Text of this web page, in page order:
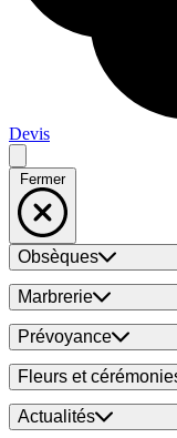
Devis
Fermer
Obsèques
Marbrerie
Prévoyance
Fleurs et
Actualités